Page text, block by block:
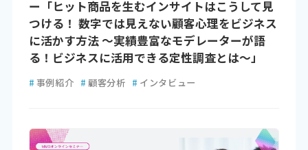
ー「ヒット商品を生むインサイトはこうして見
つける！ 数字では見えない顧客心理をビジネス
に活かす方法 ～実績豊富なモデレーターが語
る！ビジネスに活用できる定性調査とは～」
# 事例紹介 # 顧客分析 # インタビュー